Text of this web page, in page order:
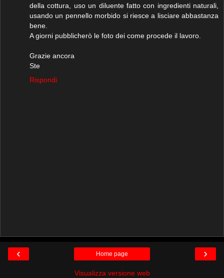
della cottura, uso un diluente fatto con ingredienti naturali,
usando un pennello morbido si riesce a lisciare abbastanza
bene.
A giorni pubblicherò le foto dei come procede il lavoro.
Grazie ancora
Ste
Rispondi
‹ ›
Home page
Visualizza versione web